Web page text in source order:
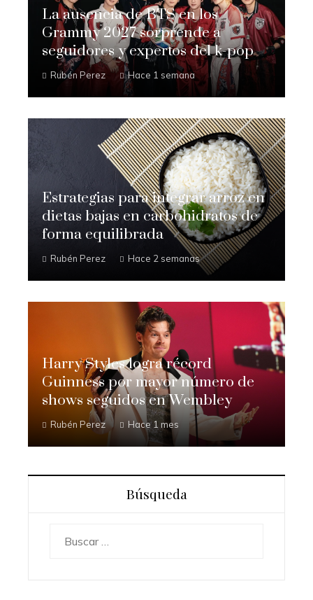
La ausencia de BTS en los
Grammy 2027 sorprende a
seguidores y expertos del k-pop
Rubén Perez Hace 1 semana
Estrategias para integrar arroz en
dietas bajas en carbohidratos de
forma equilibrada
Rubén Perez Hace 2 semanas
Harry Styles logra récord
Guinness por mayor número de
shows seguidos en Wembley
Rubén Perez Hace 1 mes
Búsqueda